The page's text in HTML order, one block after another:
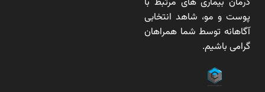
پوست و مو، شاهد انتخابی
آگاهانه توسط شما همراهان
گرامی باشیم.